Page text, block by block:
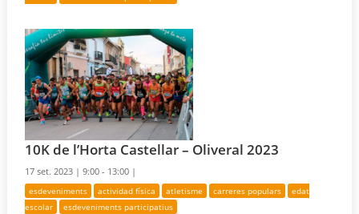
10K de l’Horta Castellar – Oliveral 2023
17 set. 2023 |9:00 - 13:00 |
esdeveniments actividad física atletisme carreres populars
edat
escolar
esdeveniments participatius